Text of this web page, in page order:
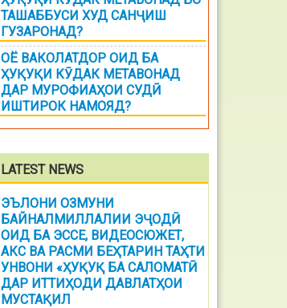
ТАШАББУСИ ХУД САНҶИШ
ГУЗАРОНАД?
ОЁ ВАКОЛАТДОР ОИД БА
ҲУҚУҚИ КӮДАК МЕТАВОНАД
ДАР МУРОФИАҲОИ СУДӢ
ИШТИРОК НАМОЯД?
LATEST NEWS
ЭЪЛОНИ ОЗМУНИ
БАЙНАЛМИЛЛАЛИИ ЭҶОДӢ
ОИД БА ЭССЕ, ВИДЕОСЮЖЕТ,
АКС ВА РАСМИ БЕҲТАРИН ТАҲТИ
УНВОНИ «ҲУҚУҚ БА САЛОМАТӢ
ДАР ИТТИҲОДИ ДАВЛАТҲОИ
МУСТАҚИЛ